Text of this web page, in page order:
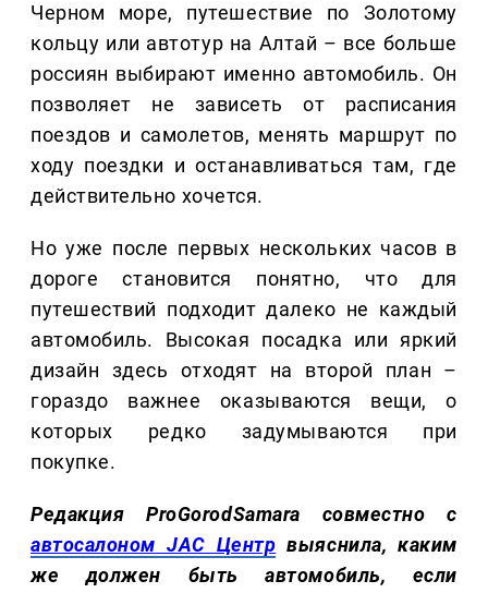
Черном море, путешествие по Золотому
кольцу или автотур на Алтай – все больше
россиян выбирают именно автомобиль. Он
позволяет не зависеть от расписания
поездов и самолетов, менять маршрут по
ходу поездки и останавливаться там, где
действительно хочется.
Но уже после первых нескольких часов в
дороге становится понятно, что для
путешествий подходит далеко не каждый
автомобиль. Высокая посадка или яркий
дизайн здесь отходят на второй план –
гораздо важнее оказываются вещи, о
которых редко задумываются при
покупке.
Редакция ProGorodSamara совместно с
автосалоном JAC Центр выяснила, каким
же должен быть автомобиль, если